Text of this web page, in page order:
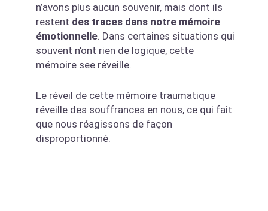
n’avons plus aucun souvenir, mais dont ils
restent des traces dans notre mémoire
émotionnelle. Dans certaines situations qui
souvent n’ont rien de logique, cette
mémoire see réveille.
Le réveil de cette mémoire traumatique
réveille des souffrances en nous, ce qui fait
que nous réagissons de façon
disproportionné.